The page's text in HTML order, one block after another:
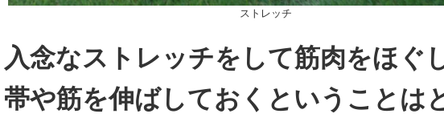
ストレッチ
入念なストレッチをして筋肉をほぐ
帯や筋を伸ばしておくということは